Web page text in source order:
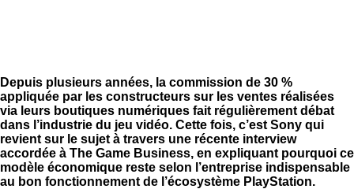
Depuis plusieurs années, la commission de 30 %
appliquée par les constructeurs sur les ventes réalisées
via leurs boutiques numériques fait régulièrement débat
dans l’industrie du jeu vidéo. Cette fois, c’est Sony qui
revient sur le sujet à travers une récente interview
accordée à The Game Business, en expliquant pourquoi ce
modèle économique reste selon l’entreprise indispensable
au bon fonctionnement de l’écosystème PlayStation.